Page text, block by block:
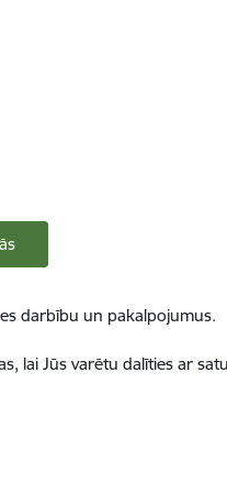
darbību un pakalpojumus.
lai Jūs varētu dalīties ar